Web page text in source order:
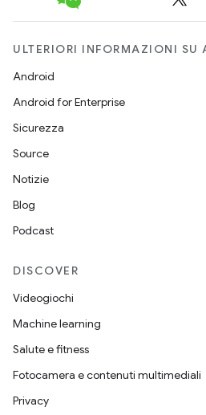
ULTERIORI INFORMAZIONI SU
Android
Android for Enterprise
Sicurezza
Source
Notizie
Blog
Podcast
DISCOVER
Videogiochi
Machine learning
Salute e fitness
Fotocamera e contenuti multimediali
Privacy